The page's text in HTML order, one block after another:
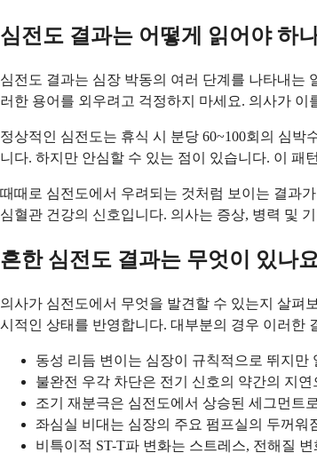
심전도 결과는 어떻게 읽어야 하
심전도 결과는 심장 박동의 여러 단계를 나타내는
러한 용어를 외우려고 걱정하지 마세요. 의사가 이
정상적인 심전도는 휴식 시 분당 60~100회의 심
니다. 하지만 안심할 수 있는 점이 있습니다. 이 패
때때로 심전도에서 우려되는 것처럼 보이는 결과
심혈관 건강의 신호입니다. 의사는 증상, 병력 및
흔한 심전도 결과는 무엇이 있나
의사가 심전도에서 무엇을 발견할 수 있는지 살펴
시적인 상태를 반영합니다. 대부분의 경우 이러한
동성 리듬 변이는 심장이 규칙적으로 뛰지
불완전 우각 차단은 전기 신호의 약간의 지
조기 재분극은 심전도에서 상승된 세그먼트
좌심실 비대는 심장의 주요 펌프실의 두꺼
비특이적 ST-T파 변화는 스트레스, 전해질